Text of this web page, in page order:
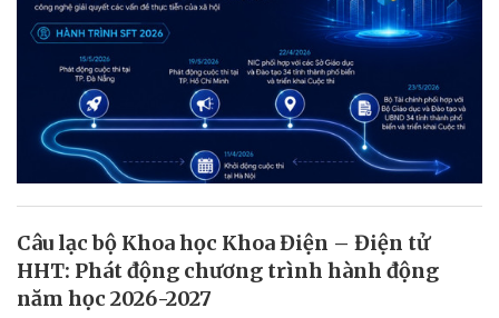
Câu lạc bộ Khoa học Khoa Điện – Điện tử
HHT: Phát động chương trình hành động
năm học 2026-2027